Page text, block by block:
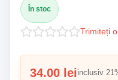
În stoc
Trimiteți
34.00 leiinclusiv